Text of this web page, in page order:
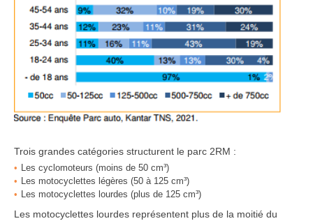
Trois grandes catégories structurent le parc 2RM :
Les cyclomoteurs (moins de 50 cm³)
Les motocyclettes légères (50 à 125 cm³)
Les motocyclettes lourdes (plus de 125 cm³)
Les motocyclettes lourdes représentent plus de la moitié du